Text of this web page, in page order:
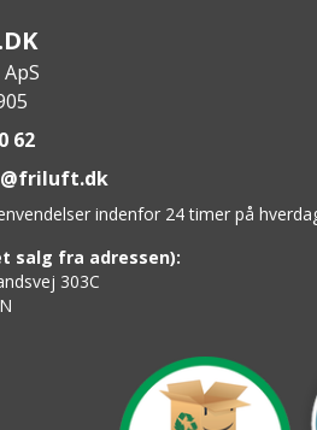
størrelse: 20 x 11.5 cm dia
3.3
8,9 cm
PrimaLoft 100% PCR
100% PCR PU Polyester Ripstop,
62
indenfor 24 timer på
salg fra adressen):
303C